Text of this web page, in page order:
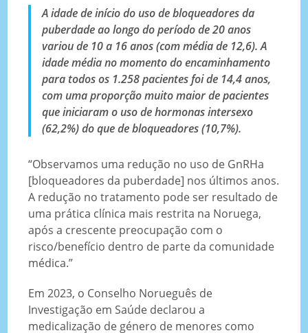
A idade de início do uso de bloqueadores da
puberdade ao longo do período de 20 anos
variou de 10 a 16 anos (com média de 12,6). A
idade média no momento do encaminhamento
para todos os 1.258 pacientes foi de 14,4 anos,
com uma proporção muito maior de pacientes
que iniciaram o uso de hormonas intersexo
(62,2%) do que de bloqueadores (10,7%).
“Observamos uma redução no uso de GnRHa
[bloqueadores da puberdade] nos últimos anos.
A redução no tratamento pode ser resultado de
uma prática clínica mais restrita na Noruega,
após a crescente preocupação com o
risco/benefício dentro de parte da comunidade
médica.”
Em 2023, o Conselho Norueguês de
Investigação em Saúde declarou a
medicalização de género de menores como